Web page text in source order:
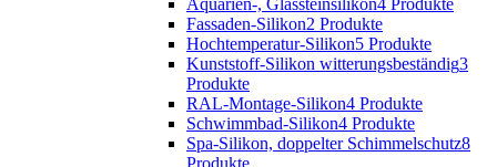
Fassaden-Silikon2 Produkte
Hochtemperatur-Silikon5 Produkte
Kunststoff-Silikon witterungsbeständig3
Produkte
RAL-Montage-Silikon4 Produkte
Schwimmbad-Silikon4 Produkte
Spa-Silikon, doppelter Schimmelschutz8
Produkte